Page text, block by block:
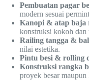
Pembuatan pagar
modern sesuai
Kanopi & atap baja
konstruksi kokoh dan
Railing tangga &
nilai estetika.
Pintu besi & rolling
Konstruksi rangka
proyek besar maupun